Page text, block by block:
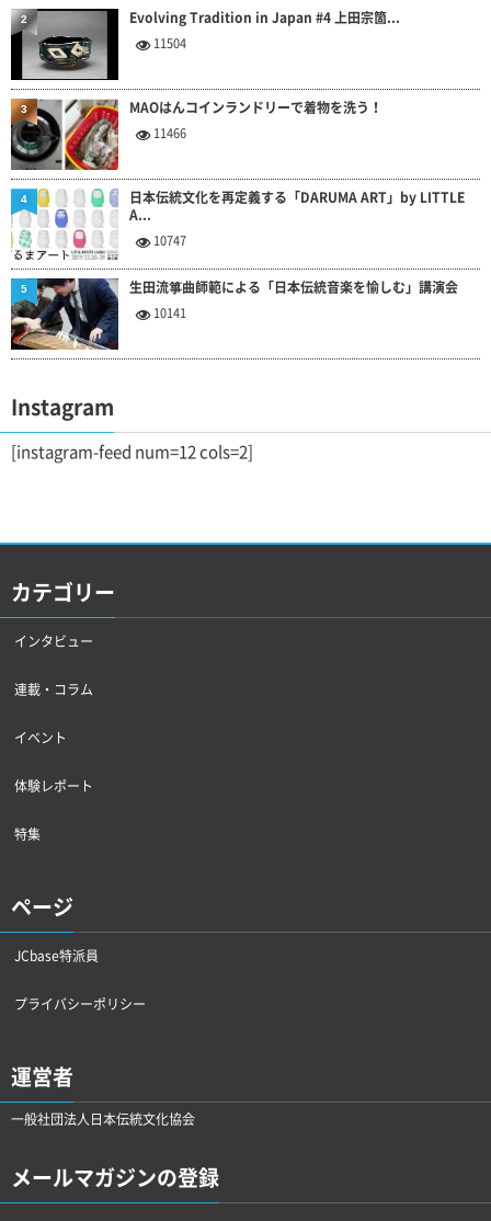
Evolving Tradition in Japan #4 上田宗箇...
11504
2
MAOはんコインランドリーで着物を洗う！
11466
3
日本伝統文化を再定義する「DARUMA ART」by LITTLE
A...
10747
4
生田流箏曲師範による「日本伝統音楽を愉しむ」講演会
10141
5
Instagram
[instagram-feed num=12 cols=2]
カテゴリー
インタビュー
連載・コラム
イベント
体験レポート
特集
ページ
JCbase特派員
プライバシーポリシー
運営者
一般社団法人日本伝統文化協会
メールマガジンの登録